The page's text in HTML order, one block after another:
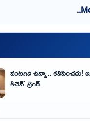
వంటగది ఉన్నా.. కనిపించదు!
కిచెన్' ట్రెండ్